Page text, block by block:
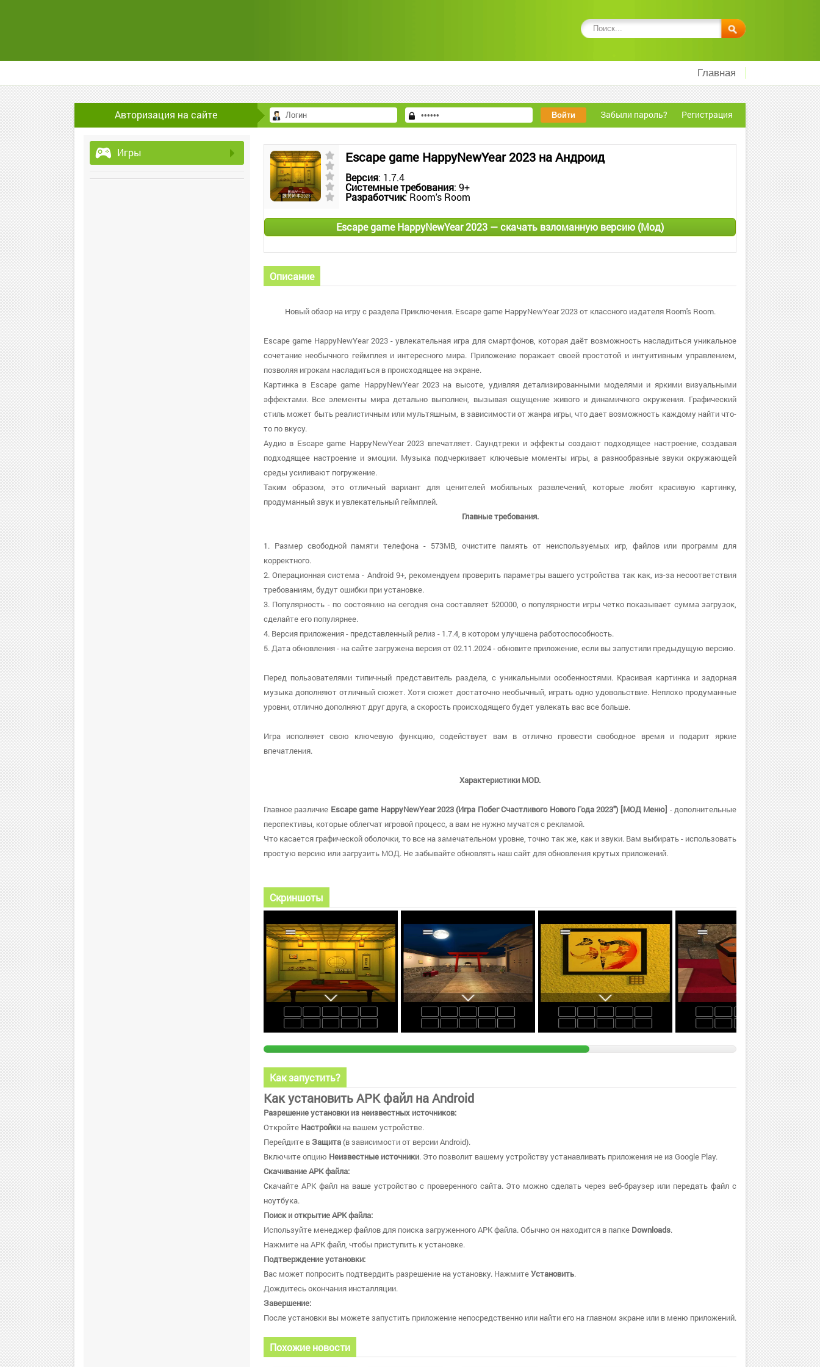
Главная
Авторизация на сайте Забыли пароль? Регистрация
Игры Escape game HappyNewYear 2023 на Андроид
Версия: 1.7.4
Системные требования: 9+
Разработчик: Room's Room
Escape game HappyNewYear 2023 — скачать взломанную версию (Мод)
Описание
Новый обзор на игру с раздела Приключения. Escape game HappyNewYear 2023 от классного издателя Room's Room.
Escape game HappyNewYear 2023 - увлекательная игра для смартфонов, которая даёт возможность насладиться уникальное
сочетание необычного геймплея и интересного мира. Приложение поражает своей простотой и интуитивным управлением,
позволяя игрокам насладиться в происходящее на экране.
Картинка в Escape game HappyNewYear 2023 на высоте, удивляя детализированными моделями и яркими визуальными
эффектами. Все элементы мира детально выполнен, вызывая ощущение живого и динамичного окружения. Графический
стиль может быть реалистичным или мультяшным, в зависимости от жанра игры, что дает возможность каждому найти что-
то по вкусу.
Аудио в Escape game HappyNewYear 2023 впечатляет. Саундтреки и эффекты создают подходящее настроение, создавая
подходящее настроение и эмоции. Музыка подчеркивает ключевые моменты игры, а разнообразные звуки окружающей
среды усиливают погружение.
Таким образом, это отличный вариант для ценителей мобильных развлечений, которые любят красивую картинку,
продуманный звук и увлекательный геймплей.
Главные требования.
1. Размер свободной памяти телефона - 573MB, очистите память от неиспользуемых игр, файлов или программ для
корректного.
2. Операционная система - Android 9+, рекомендуем проверить параметры вашего устройства так как, из-за несоответствия
требованиям, будут ошибки при установке.
3. Популярность - по состоянию на сегодня она составляет 520000, о популярности игры четко показывает сумма загрузок,
сделайте его популярнее.
4. Версия приложения - представленный релиз - 1.7.4, в котором улучшена работоспособность.
5. Дата обновления - на сайте загружена версия от 02.11.2024 - обновите приложение, если вы запустили предыдущую версию.
Перед пользователями типичный представитель раздела, с уникальными особенностями. Красивая картинка и задорная
музыка дополняют отличный сюжет. Хотя сюжет достаточно необычный, играть одно удовольствие. Неплохо продуманные
уровни, отлично дополняют друг друга, а скорость происходящего будет увлекать вас все больше.
Игра исполняет свою ключевую функцию, содействует вам в отлично провести свободное время и подарит яркие
впечатления.
Характеристики MOD.
Главное различие Escape game HappyNewYear 2023 (Игра Побег Счастливого Нового Года 2023") [МОД Меню] - дополнительные
перспективы, которые облегчат игровой процесс, а вам не нужно мучатся с рекламой.
Что касается графической оболочки, то все на замечательном уровне, точно так же, как и звуки. Вам выбирать - использовать
простую версию или загрузить МОД. Не забывайте обновлять наш сайт для обновления крутых приложений.
Скриншоты
Как запустить?
Как установить APK файл на Android
Разрешение установки из неизвестных источников:
Откройте Настройки на вашем устройстве.
Перейдите вЗащита (в зависимости от версии Android).
Включите опцию Неизвестные источники. Это позволит вашему устройству устанавливать приложения не из Google Play.
Скачивание APK файла:
Скачайте APK файл на ваше устройство с проверенного сайта. Это можно сделать через веб-браузер или передать файл с
ноутбука.
Поиск и открытие APK файла:
Используйте менеджер файлов для поиска загруженного APK файла. Обычно он находится в папке Downloads.
Нажмите на APK файл, чтобы приступить к установке.
Подтверждение установки:
Вас может попросить подтвердить разрешение на установку. НажмитеУстановить.
Дождитесь окончания инсталляции.
Завершение:
После установки вы можете запустить приложение непосредственно или найти его на главном экране или в меню приложений.
Похожие новости